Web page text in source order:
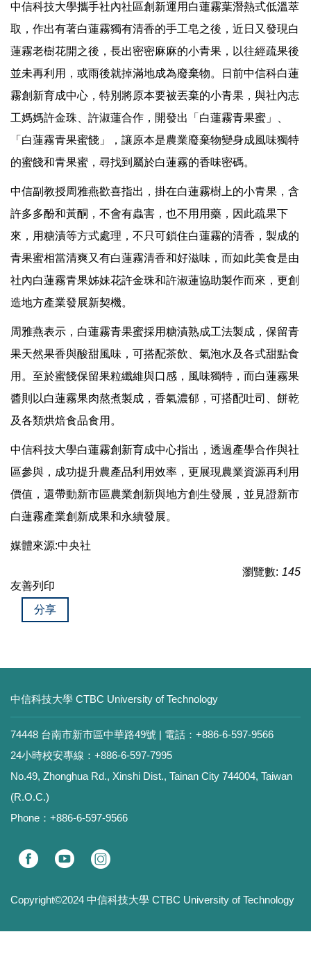
中信科技大學攜手社內社區創新運用白蓮霧葉潛熱式低溫萃
取，作出有著白蓮霧獨有清香的手工皂之後，近日又發現白
蓮霧老樹花開之後，長出密密麻麻的小青果，以往經疏果後
並未再利用，或雨後就掉滿地成為廢棄物。日前中信科白蓮
霧創新育成中心，特別將原本要被丟棄的小青果，與社內志
工媽媽許金珠、許淑蓮合作，開發出「白蓮霧青果蜜」、
「白蓮霧青果蜜餞」，讓原本是農業廢棄物變身成風味獨特
的蜜餞和青果蜜，尋找到屬於白蓮霧的香味密碼。
中信副教授周雅燕歡喜指出，掛在白蓮霧樹上的小青果，含
許多多酚和黃酮，不會有蟲害，也不用用藥，因此疏果下
來，用糖漬等方式處理，不只可鎖住白蓮霧的清香，製成的
青果蜜相當清爽又有白蓮霧清香和好滋味，而如此美食是由
社內白蓮霧青果姊妹花許金珠和許淑蓮協助製作而來，更創
造地方產業發展新契機。
周雅燕表示，白蓮霧青果蜜採用糖漬熟成工法製成，保留青
果天然果香與酸甜風味，可搭配茶飲、氣泡水及各式甜點食
用。至於蜜餞保留果粒纖維與口感，風味獨特，而白蓮霧果
醬則以白蓮霧果肉熬煮製成，香氣濃郁，可搭配吐司、餅乾
及各類烘焙食品食用。
中信科技大學白蓮霧創新育成中心指出，透過產學合作與社
區參與，成功提升農產品利用效率，更展現農業資源再利用
價值，還帶動新市區農業創新與地方創生發展，並見證新市
白蓮霧產業創新成果和永續發展。
媒體來源:中央社
瀏覽數: 145
友善列印
分享
中信科技大學 CTBC University of Technology
74448 台南市新市區中華路49號 | 電話：+886-6-597-9566
24小時校安專線：+886-6-597-7995
No.49, Zhonghua Rd., Xinshi Dist., Tainan City 744004, Taiwan
(R.O.C.)
Phone：+886-6-597-9566
Copyright©2024 中信科技大學 CTBC University of Technology